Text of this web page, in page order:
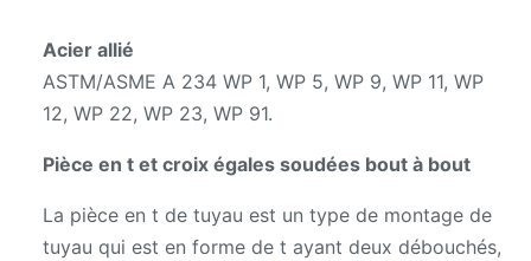
Acier allié
ASTM/ASME A 234 WP 1, WP 5, WP 9, WP 11, WP
12, WP 22, WP 23, WP 91.
Pièce en t et croix égales soudées bout à bout
La pièce en t de tuyau est un type de montage de
tuyau qui est en forme de t ayant deux débouchés,